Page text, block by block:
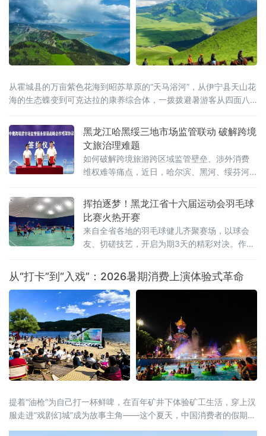
从霍城县的万亩紫色花海到昭苏草原的“天马浴河”，从伊宁县天山花
海的生态蝶变到可克达拉的康养综合体，一拨拨避暑游客从四面八
黑龙江哈黑绥三地市场监管联动 破解跨境
文旅治理难题
如何破解跨境旅游跨区域监管壁垒、涉外消费
维权难等痛点，近日，哈尔滨、黑河、绥芬河
发展战略合作框架协议，这标志着哈黑绥三地
跨境旅游市场监管一体化协同共治机制正式落
地。此举跨区域监管合作，重在立足黑龙江对
俄开放优势、破解跨境文旅治理难题的创新实
践，有效填补了跨境旅游协同监管空白。据介
挥拍逐梦！黑龙江省十六届运动会羽毛球
比赛火热开赛
来自全省各地的羽毛球健儿齐聚赛场，以球会
友、切磋技艺，开启为期3天的精彩对决。作为
赛程紧凑、看点十足。据了解，比赛共设置
男、女团体和混合双打、男子双打、女子双
打、男子单打、女子单打七大竞赛项目，全面
覆盖羽毛球主流竞赛组别，为
从“打卡”到“入戏”：2026暑期消费上演体验式革命
提着“油枪”为自己打一杯鲜啤，在百年矿井下体验矿工生活，穿上汉
服走进“戏剧幻城”成为故事主角——这个夏天，中国消费者的假期打